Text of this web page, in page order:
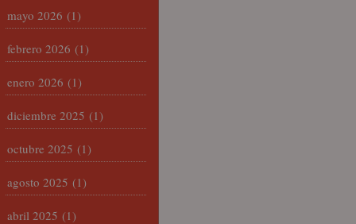
mayo 2026 (1)
febrero 2026 (1)
enero 2026 (1)
diciembre 2025 (1)
octubre 2025 (1)
agosto 2025 (1)
abril 2025 (1)